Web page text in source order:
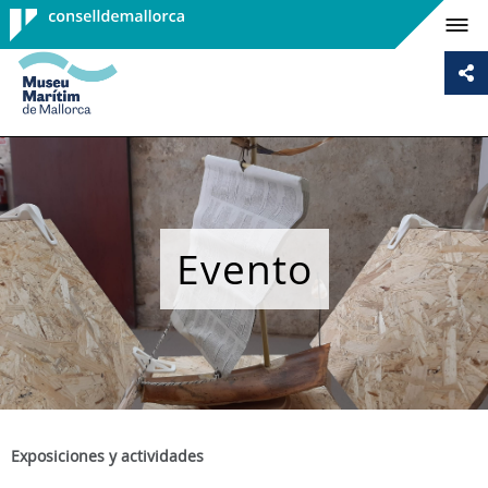
Consell de
Mallorca
Evento
Exposiciones y actividades